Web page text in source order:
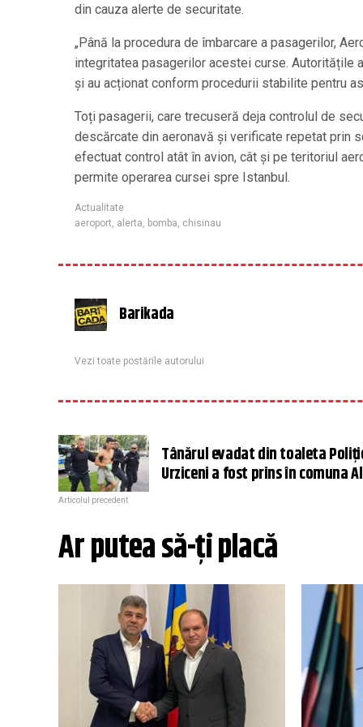
din cauza alerte de securitate.
„Până la procedura de îmbarcare a pasagerilor,
integritatea pasagerilor acestei curse. Autoritățile
și au acționat conform procedurii stabilite pentru
Toți pasagerii, care trecuseră deja controlul de
descărcate din aeronavă și verificate repetat prin
efectuat control atât în avion, cât și pe teritoriul
permite operarea cursei spre Istanbul.
Actualitate
aeroport alerta bomba chisinau
Barikada
Vezi toate postările autorului
Tânărul evadat din toaleta
Urziceni a fost prins în comuna
Articolul precedent
Ar putea să-ți placă